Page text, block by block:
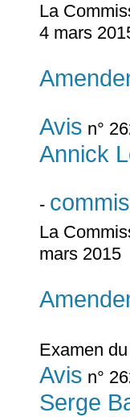
La
4 mars
Avis n°
Annick
-
La
mars 2015
Examen
Avis n°
Serge